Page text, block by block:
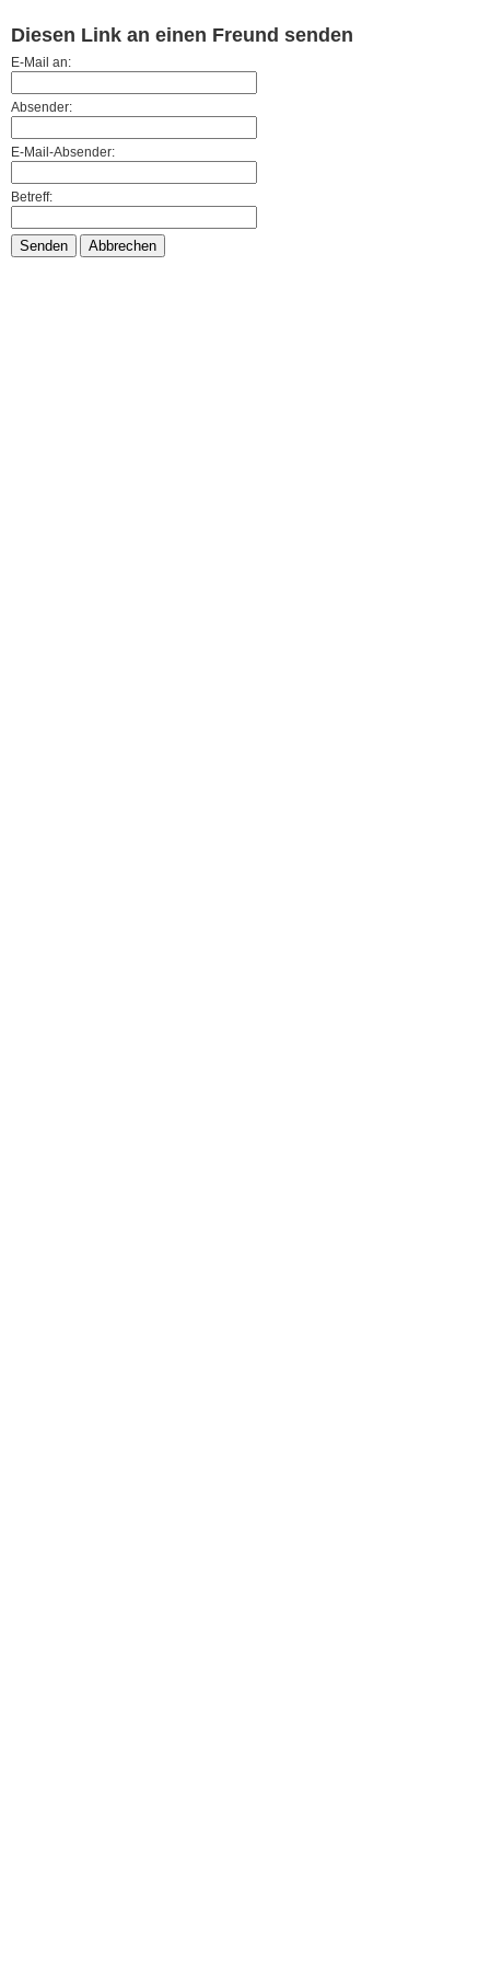
Diesen Link an einen Freund senden
E-Mail an:
Absender:
E-Mail-Absender:
Betreff:
Senden Abbrechen